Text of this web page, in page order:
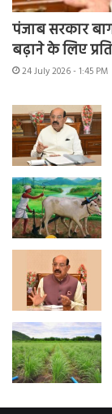
पंजाब सरकार
बढ़ाने के लिए
24 July 2026 - 1:45 PM